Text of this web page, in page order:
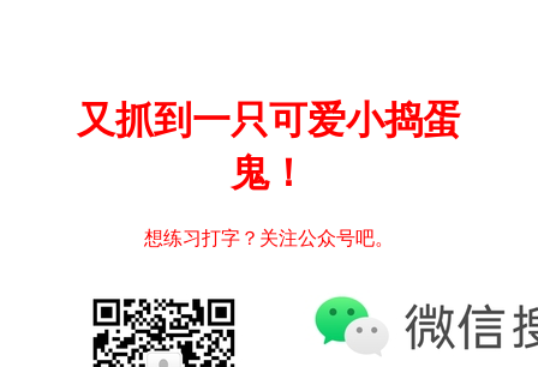
又抓到一只可爱小捣蛋
鬼！
想练习打字？关注公众号吧。